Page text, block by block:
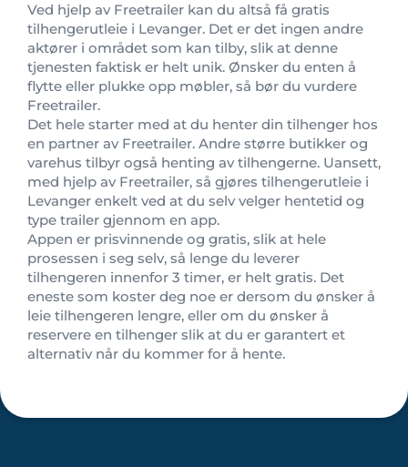
Ved hjelp av Freetrailer kan du altså få gratis
tilhengerutleie i Levanger. Det er det ingen andre
aktører i området som kan tilby, slik at denne
tjenesten faktisk er helt unik. Ønsker du enten å
flytte eller plukke opp møbler, så bør du vurdere
Freetrailer.
Det hele starter med at du henter din tilhenger hos
en partner av Freetrailer. Andre større butikker og
varehus tilbyr også henting av tilhengerne. Uansett,
med hjelp av Freetrailer, så gjøres tilhengerutleie i
Levanger enkelt ved at du selv velger hentetid og
type trailer gjennom en app.
Appen er prisvinnende og gratis, slik at hele
prosessen i seg selv, så lenge du leverer
tilhengeren innenfor 3 timer, er helt gratis. Det
eneste som koster deg noe er dersom du ønsker å
leie tilhengeren lengre, eller om du ønsker å
reservere en tilhenger slik at du er garantert et
alternativ når du kommer for å hente.